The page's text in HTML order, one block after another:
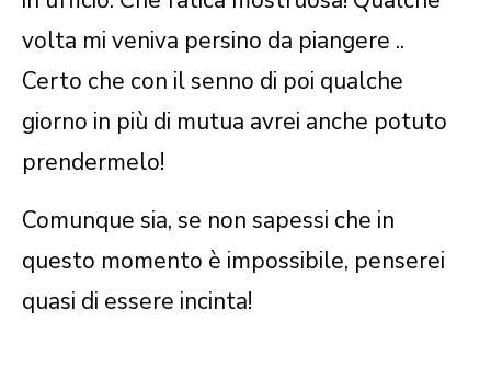
volta mi veniva persino da piangere ..
Certo che con il senno di poi qualche
giorno in più di mutua avrei anche potuto
prendermelo!
Comunque sia, se non sapessi che in
questo momento è impossibile, penserei
quasi di essere incinta!